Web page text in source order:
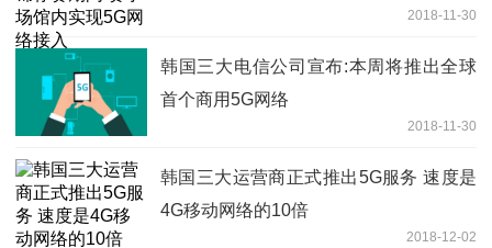
2018-11-30
韩国三大电信公司宣布:本周将推出全球
首个商用5G网络
2018-11-30
韩国三大运营商正式推出5G服务 速度是
4G移动网络的10倍
2018-12-02